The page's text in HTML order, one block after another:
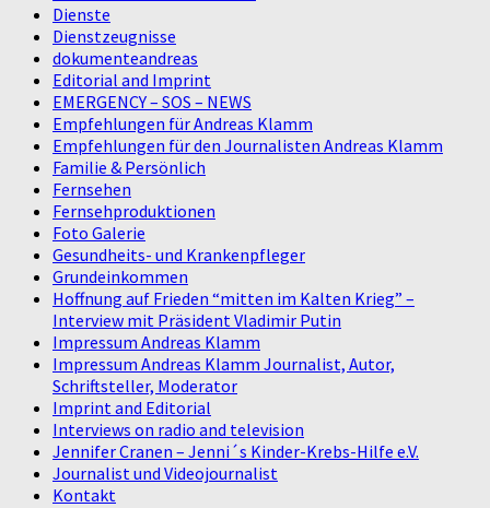
Dienste
Dienstzeugnisse
dokumenteandreas
Editorial and Imprint
EMERGENCY – SOS – NEWS
Empfehlungen für Andreas Klamm
Empfehlungen für den Journalisten Andreas Klamm
Familie & Persönlich
Fernsehen
Fernsehproduktionen
Foto Galerie
Gesundheits- und Krankenpfleger
Grundeinkommen
Hoffnung auf Frieden “mitten im Kalten Krieg” –
Interview mit Präsident Vladimir Putin
Impressum Andreas Klamm
Impressum Andreas Klamm Journalist, Autor,
Schriftsteller, Moderator
Imprint and Editorial
Interviews on radio and television
Jennifer Cranen – Jenni´s Kinder-Krebs-Hilfe e.V.
Journalist und Videojournalist
Kontakt